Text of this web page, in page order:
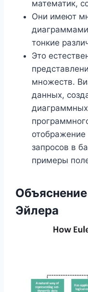
математик,
Они имеют
тонкие
Это
множеств.
данных,
диаграммных
отображение
запросов в
примеры
Эйлера